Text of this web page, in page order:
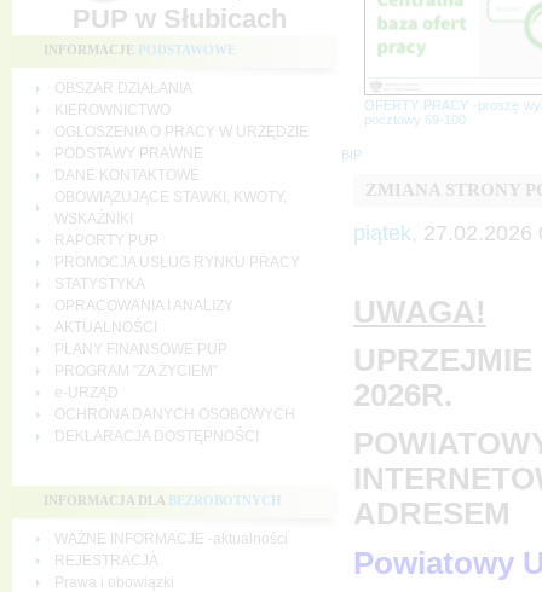
PUP w Słubicach
INFORMACJE PODSTAWOWE
OBSZAR DZIAŁANIA
KIEROWNICTWO
OGŁOSZENIA O PRACY W URZĘDZIE
PODSTAWY PRAWNE
DANE KONTAKTOWE
OBOWIĄZUJĄCE STAWKI, KWOTY,
WSKAŹNIKI
RAPORTY PUP
PROMOCJA USŁUG RYNKU PRACY
STATYSTYKA
OPRACOWANIA I ANALIZY
AKTUALNOŚCI
PLANY FINANSOWE PUP
PROGRAM "ZA ŻYCIEM"
e-URZĄD
OCHRONA DANYCH OSOBOWYCH
DEKLARACJA DOSTĘPNOŚCI
INFORMACJA DLA BEZROBOTNYCH
WAŻNE INFORMACJE -aktualności
REJESTRACJA
Prawa i obowiązki
OFERTY PRACY -proszę
pocztowy 69-100
BIP
ZMIANA STRONY
piątek, 27.02.2026
UWAGA!
2026R.
ADRESEM
Powiatowy